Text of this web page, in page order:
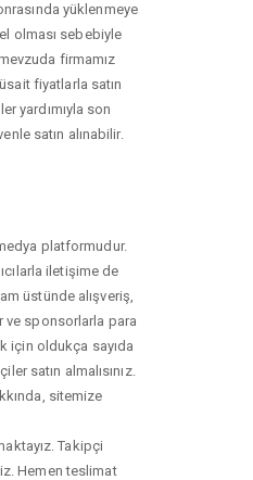
yüklenmeye
olması sebebiyle
firmamız
fiyatlarla satın
yardımıyla son
satın alınabilir.
platformudur.
iletişime de
üstünde alışveriş,
ve sponsorlarla para
için oldukça sayıda
satın almalısınız.
sitemize
Takipçi
Hemen teslimat